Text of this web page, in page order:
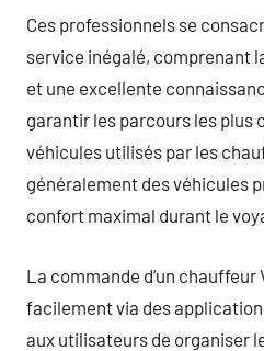
Ces professionnels se
service inégalé, comprenant
et une excellente
garantir les parcours les plus
véhicules utilisés par les
généralement des véhicules
confort maximal durant le
La commande d’un
facilement via des
aux utilisateurs de organiser